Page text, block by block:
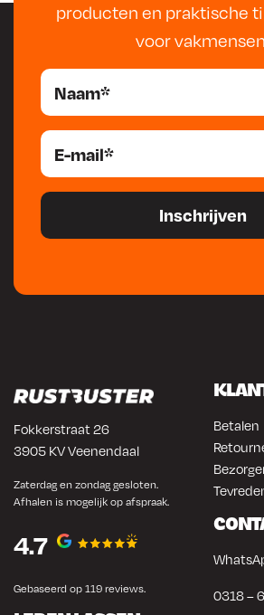
producten en praktische
voor vakmensen.
Fokkerstraat 26
3905 KV Veenendaal
Zaterdag en zondag gesloten.
Afhalen is mogelijk op afspraak.
4.7
Gebaseerd op 119 reviews.
Betalen
0318 –